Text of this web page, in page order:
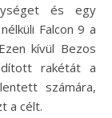
és egy
Falcon 9 a
kívül Bezos
rakétát a
számára,
a célt.